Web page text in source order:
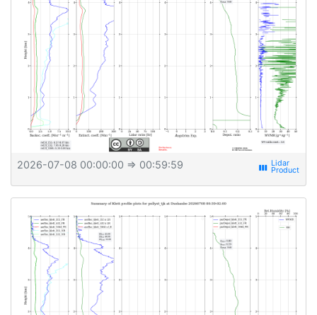
2026-07-08 00:00:00 ⇒ 00:59:59 view_week